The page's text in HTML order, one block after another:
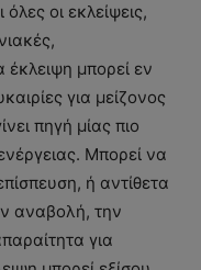
οι εκλείψεις,
μπορεί εν
για μείζονος
πηγή μίας πιο
Μπορεί να
ή αντίθετα
αναβολή, την
για